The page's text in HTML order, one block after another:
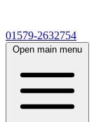
01579-2632754
Open main menu